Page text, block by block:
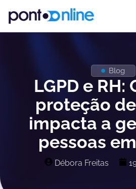
Blog
LGPD e RH:
proteção
impacta a
pessoas
Débora Freitas